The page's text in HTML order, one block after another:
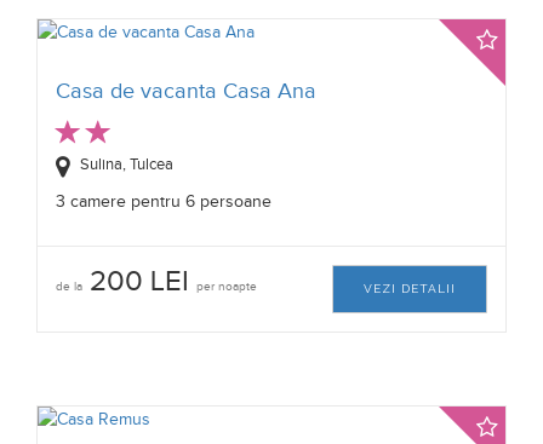
Casa de vacanta Casa Ana
Sulina, Tulcea
3 camere pentru 6 persoane
de la 200 LEI per noapte VEZI DETALII